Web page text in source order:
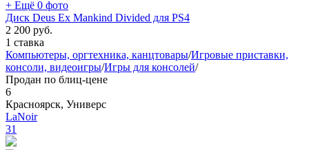
+ Ещё 0 фото
Диск Deus Ex Mankind Divided для PS4
2 200 руб.
1 ставка
Компьютеры, оргтехника, канцтовары/Игровые приставки,
консоли, видеоигры/Игры для консолей/
Продан по блиц-цене
6
Красноярск, Универс
LaNoir
31